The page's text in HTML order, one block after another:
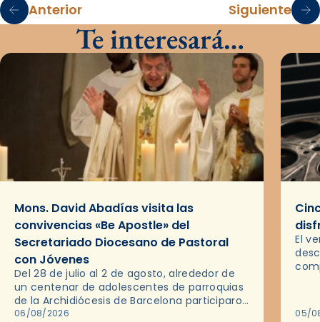
Anterior Siguiente
Te interesará…
Mons. David Abadías visita las
convivencias «Be Apostle» del
Secretariado Diocesano de Pastoral
con Jóvenes
Del 28 de julio al 2 de agosto, alrededor de
un centenar de adolescentes de parroquias
de la Archidiócesis de Barcelona participaron
en las convivencias Be Apostle, organizadas
06/08/2026
El
05/